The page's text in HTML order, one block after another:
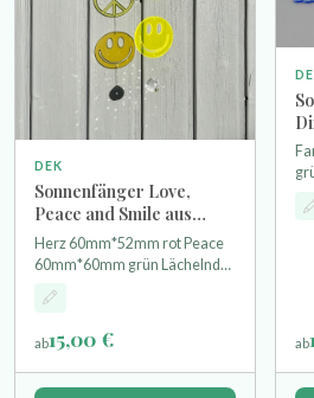
DEK
Sonnenfänger Love,
Peace and Smile aus
Acryl
Herz 60mm*52mm rot Peace
60mm*60mm grün Lächelndes
Gesicht 60mm*60mm gelb
Kristallanhänger 20mm
ab15,00 € ab